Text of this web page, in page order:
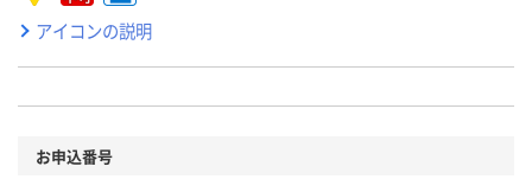
アイコンの説明
お申込番号